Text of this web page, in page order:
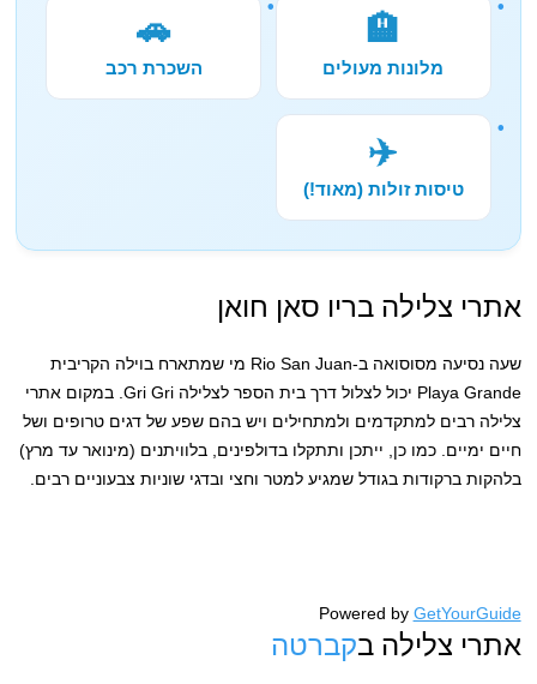
🏨
מלונות מעולים
🚗
השכרת רכב
✈️
טיסות זולות (מאוד!)
אתרי צלילה בריו סאן חואן
שעה נסיעה מסוסואה ב-Rio San Juan מי שמתארח בוילה הקריבית
Playa Grande יכול לצלול דרך בית הספר לצלילה Gri Gri. במקום אתרי
צלילה רבים למתקדמים ולמתחילים ויש בהם שפע של דגים טרופים ושל
חיים ימיים. כמו כן, ייתכן ותתקלו בדולפינים, בלוויתנים (מינואר עד מרץ)
בלהקות ברקודות בגודל שמגיע למטר וחצי ובדגי שוניות צבעוניים רבים.
Powered by GetYourGuide
אתרי צלילה בקברטה